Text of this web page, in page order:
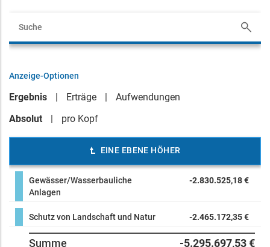
Anzeige-Optionen
Ergebnis Erträge
Aufwendungen
Absolut
pro Kopf
EINE EBENE HÖHER
Gewässer/Wasserbauliche
Anlagen
-2.830.525,18 €
Schutz von Landschaft und Natur -2.465.172,35 €
Summe -5.295.697,53 €